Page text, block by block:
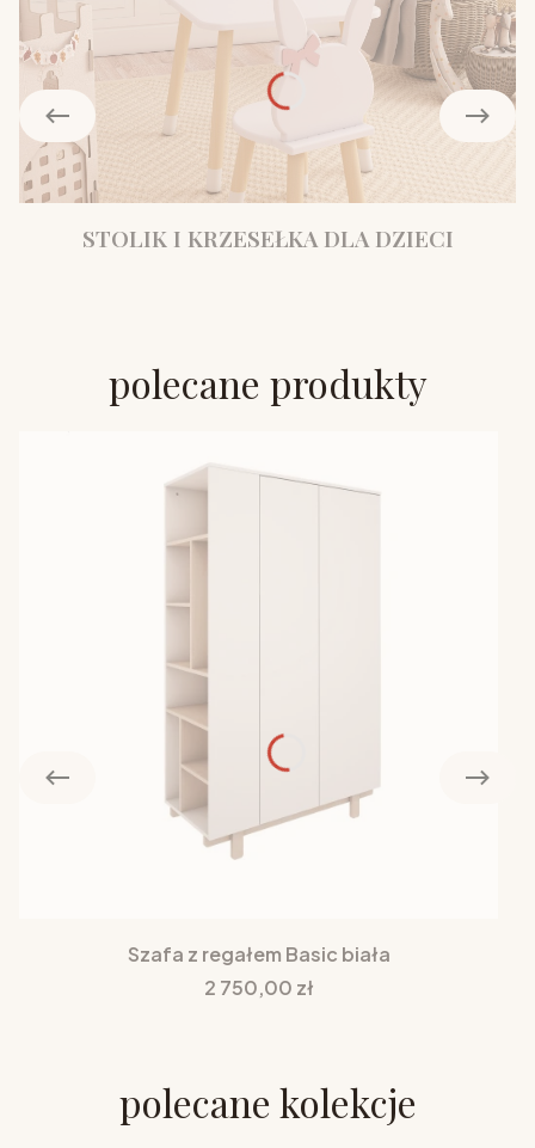
STOLIK I KRZESEŁKA DLA DZIECI
polecane produkty
Szafa z regałem Basic biała
Cena
2 750,00 zł
polecane kolekcje